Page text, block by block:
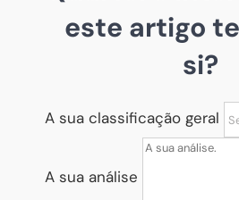
este artigo
si?
A sua classificação geral
A sua análise